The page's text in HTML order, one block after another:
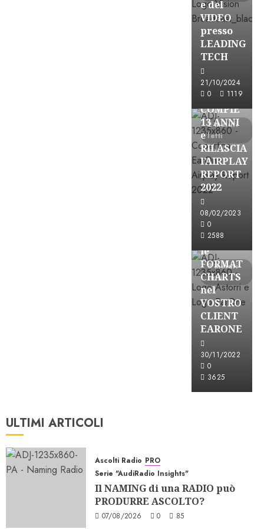
e del
VIDEO
presso
LEADING
TECH
21/10/2024
0
1119
2 minuti
letti
Partnership
EARONE
COMPIE
13 ANNI
e
RILASCIA
l’AIRPLAY
REPORT
2022
08/02/2023
0
2588
3 minuti
letti
Partnership
le
FORMAT
CHARTS
nel
VOSTRO
CLIENT
EARONE
30/11/2022
0
3625
ULTIMI ARTICOLI
Ascolti Radio PRO
Serie "AudiRadio Insights"
Il NAMING di una RADIO può
PRODURRE ASCOLTO?
07/08/2026 0 85